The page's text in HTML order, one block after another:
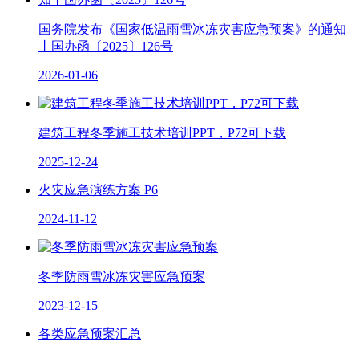
国务院发布《国家低温雨雪冰冻灾害应急预案》的通知
丨国办函〔2025〕126号
2026-01-06
建筑工程冬季施工技术培训PPT，P72可下载
2025-12-24
火灾应急演练方案 P6
2024-11-12
冬季防雨雪冰冻灾害应急预案
2023-12-15
各类应急预案汇总